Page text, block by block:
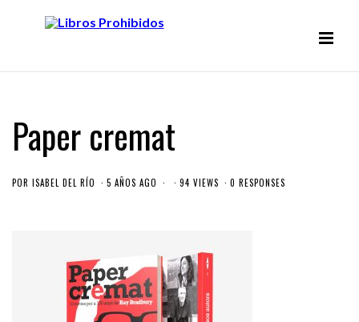
Paper cremat
POR ISABEL DEL RÍO 5 AÑOS AGO 94 VIEWS 0 RESPONSES